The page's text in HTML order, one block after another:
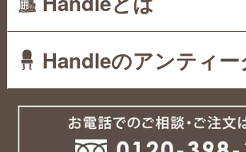
Handleのアンティー